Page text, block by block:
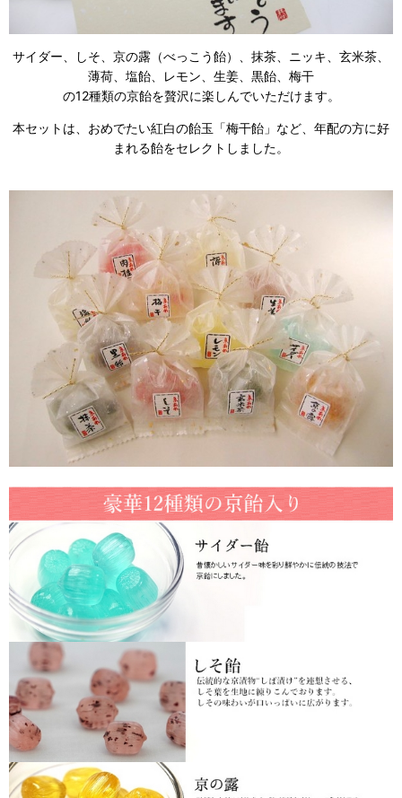
サイダー、しそ、京の露（べっこう飴）、抹茶、ニッキ、玄米茶、
薄荷、塩飴、レモン、生姜、黒飴、梅干
の12種類の京飴を贅沢に楽しんでいただけます。
本セットは、おめでたい紅白の飴玉「梅干飴」など、年配の方に好
まれる飴をセレクトしました。